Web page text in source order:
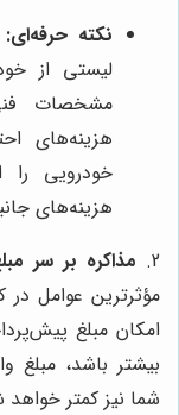
نکته حرفه‌ای:
لیستی از
مشخصات
هزینه‌های
خودرویی را
هزینه‌های
2. مذاکره بر سر
مؤثرترین عوامل
امکان مبلغ
بیشتر باشد، مبلغ
شما نیز کمتر